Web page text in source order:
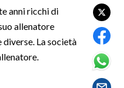
anni ricchi di
allenatore
La società